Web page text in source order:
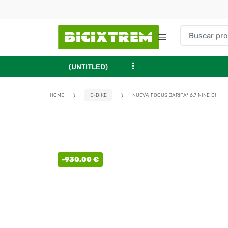
(UNTITLED) ...
HOME E-BIKE NUEVA FOCUS JARIFA² 6.7 NINE DI
-930,00€